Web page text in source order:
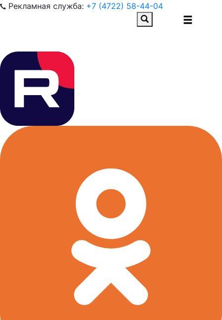
Рекламная служба: +7 (4722) 58-44-04